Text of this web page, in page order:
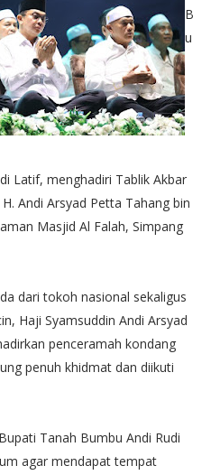
B
u
Latif, menghadiri Tablik Akbar
Andi Arsyad Petta Tahang bin
Masjid Al Falah, Simpang
dari tokoh nasional sekaligus
Haji Syamsuddin Andi Arsyad
penceramah kondang
penuh khidmat dan diikuti
Tanah Bumbu Andi Rudi
agar mendapat tempat